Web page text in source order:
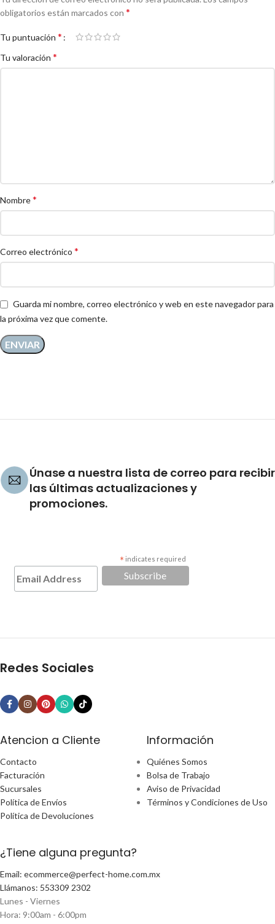
obligatorios están marcados con *
Tu puntuación *
Tu valoración *
Nombre*
Correo electrónico *
Guarda mi nombre, correo electrónico y web en este navegador para
la próxima vez que comente.
Únase a nuestra lista de correo para recibir
las últimas actualizaciones y
promociones.
* indicates required
Redes Sociales
Atencion a Cliente
Contacto
Facturación
Sucursales
Política de Envíos
Política de Devoluciones
Información
Quiénes Somos
Bolsa de Trabajo
Aviso de Privacidad
Términos y Condiciones de Uso
¿Tiene alguna pregunta?
Email: ecommerce@perfect-home.com.mx
Llámanos: 553309 2302
Lunes - Viernes
Hora: 9:00am - 6:00pm